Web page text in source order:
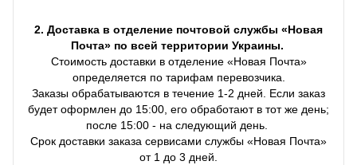
2. Доставка в отделение почтовой службы «Новая
Почта» по всей территории Украины.
Стоимость доставки в отделение «Новая Почта»
определяется по тарифам перевозчика.
Заказы обрабатываются в течение 1-2 дней. Если заказ
будет оформлен до 15:00, его обработают в тот же день;
после 15:00 - на следующий день.
Срок доставки заказа сервисами службы «Новая Почта»
от 1 до 3 дней.